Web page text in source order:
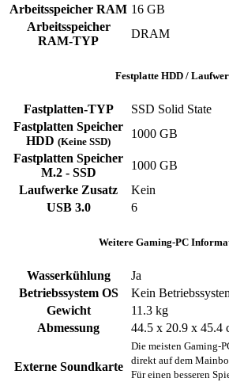
Arbeitsspeicher RAM ‎16 GB
Arbeitsspeicher
RAM-TYP
‎DRAM
Festplatte HDD /
Fastplatten-TYP
‎SSD ‎Solid State
Fastplatten Speicher
HDD (Keine SSD)
1000 GB
Fastplatten Speicher
M.2 - SSD
1000 GB
Laufwerke Zusatz
‎Kein
USB 3.0
‎6
Weitere Gaming-PC
Wasserkühlung
Ja
Betriebssystem OS
Kein
Gewicht
‎11.3 kg
Abmessung
‎44.5 x 20.9 x 45.4
Externe Soundkarte
Die meisten Gaming-
direkt auf dem
Für einen besseren